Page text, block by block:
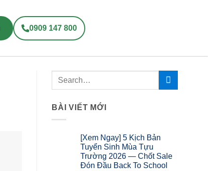
0909 147 800
BÀI VIẾT MỚI
[Xem Ngay] 5 Kịch Bản
Tuyển Sinh Mùa Tựu
Trường 2026 — Chốt Sale
Đón Đầu Back To School